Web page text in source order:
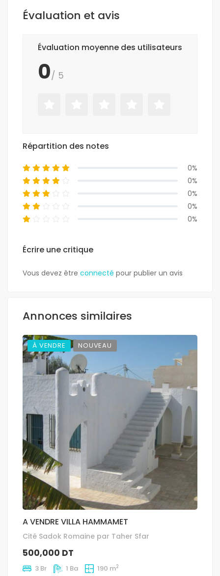
Évaluation et avis
Évaluation moyenne des utilisateurs
0/ 5
Répartition des notes
0%
0%
0%
0%
0%
Écrire une critique
Vous devez être connecté pour publier un avis
Annonces similaires
À VENDRE NOUVEAU
A VENDRE VILLA HAMMAMET
Cité Sadok Romaine par Taher Sfar
500,000 DT
3 Br 1 Ba 190 m2